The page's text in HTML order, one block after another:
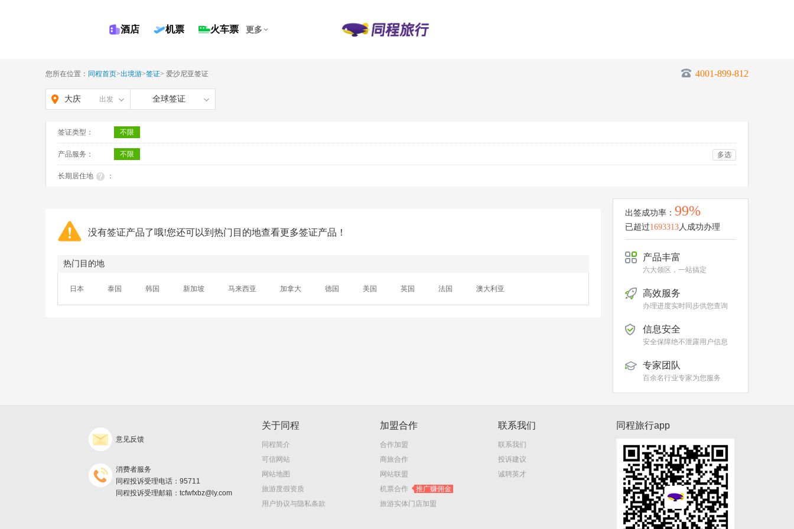
酒店 机票 火车票 更多
您所在位置： 同程首页>出境游>签证> 爱沙尼亚签证 4001-899-812
大庆 出发 全球签证
签证类型： 不限
产品服务： 不限 多选
长期居住地 ：
没有签证产品了哦!您还可以到热门目的地查看更多签证产品！
热门目的地
日本 泰国 韩国 新加坡 马来西亚 加拿大 德国 美国 英国 法国 澳大利亚
出签成功率： 99%
已超过1693313人成功办理
产品丰富
六大领区，一站搞定
高效服务
办理进度实时同步供您查询
信息安全
安全保障绝不泄露用户信息
专家团队
百余名行业专家为您服务
意见反馈
消费者服务
同程投诉受理电话：95711
同程投诉受理邮箱：tcfwfxbz@ly.com
关于同程
同程简介
可信网站
网站地图
旅游度假资质
用户协议与隐私条款
加盟合作
合作加盟
商旅合作
网站联盟
机票合作
推广赚佣金
旅游实体门店加盟
联系我们
联系我们
投诉建议
诚聘英才
同程旅行app